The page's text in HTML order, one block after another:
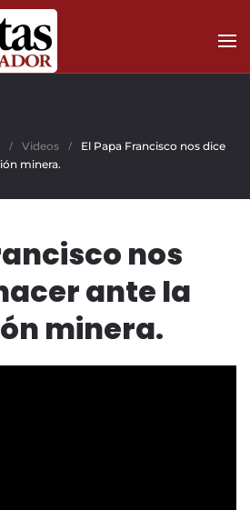
Videos
El Papa Francisco nos dice
minera.
nos
ante la
minera.